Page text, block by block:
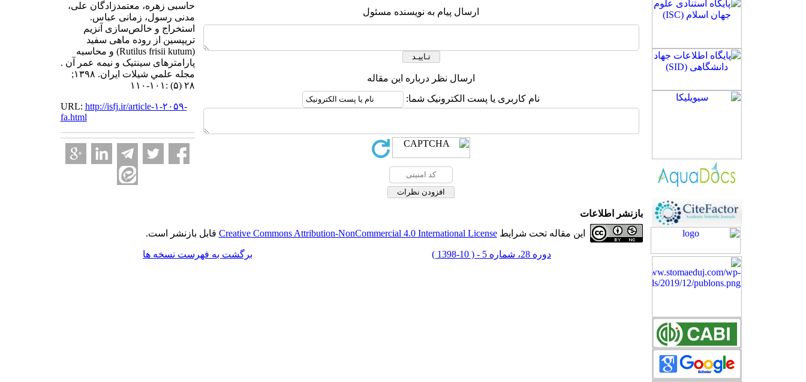
ارسال پیام به نویسنده مسئول
ارسال نظر درباره این مقاله
نام کاربری یا پست الکترونیک شما:
حاسبی زهره، معتمدزادگان علی،
مدنی رسول، زمانی عباس.
استخراج و خالص‌سازی آنزیم
تریپسین از روده ماهی سفید
(Rutilus frisii kutum) و محاسبه
پارامترهای سینتیک و نیمه عمر آن .
مجله علمي شيلات ايران. ۱۳۹۸;
۲۸ (۵) :۱۰۱-۱۱۰
URL: http://isfj.ir/article-۱-۲۰۵۹-
fa.html
بازنشر اطلاعات
این مقاله تحت شرایطCreative Commons Attribution-NonCommercial 4.0 International License قابل بازنشر است.
دوره 28، شماره 5 - ( 10-1398 ) برگشت به فهرست نسخه ها